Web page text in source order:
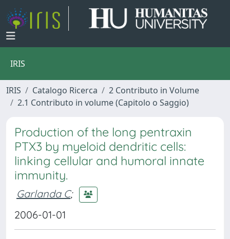
IRIS
IRIS Catalogo Ricerca
2 Contributo in Volume
2.1 Contributo in volume (Capitolo o Saggio)
Production of the long pentraxin
PTX3 by myeloid dendritic cells:
linking cellular and humoral innate
immunity.
Garlanda C;
2006-01-01